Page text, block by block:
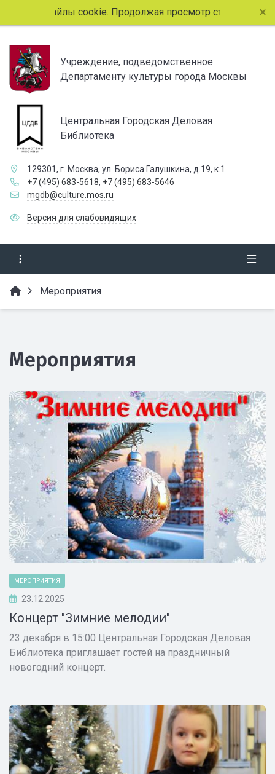
файлы cookie. Продолжая просмотр страниц сайта, вы
Учреждение, подведомственное
Департаменту культуры города Москвы
Центральная Городская Деловая
Библиотека
129301, г. Москва, ул. Бориса Галушкина, д.19, к.1
+7 (495) 683-5618, +7 (495) 683-5646
mgdb@culture.mos.ru
Версия для слабовидящих
Мероприятия
Мероприятия
МЕРОПРИЯТИЯ
23.12.2025
Концерт "Зимние мелодии"
23 декабря в 15:00 Центральная Городская Деловая
Библиотека приглашает гостей на праздничный
новогодний концерт.